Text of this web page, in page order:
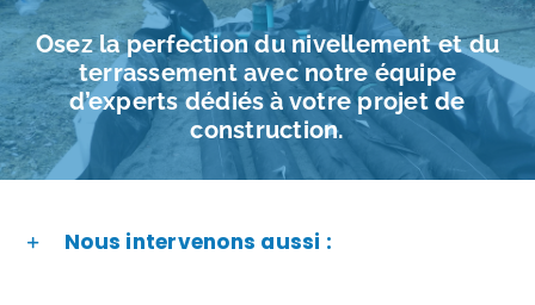
Osez la perfection du nivellement et du
terrassement avec notre équipe
d’experts dédiés à votre projet de
construction.
Nous intervenons aussi :